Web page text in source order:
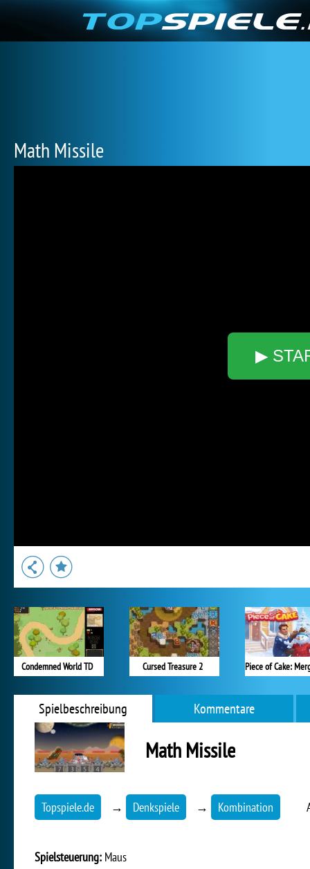
Math Missile
▶
Condemned World TD Cursed Treasure 2
Spielbeschreibung Kommentare
Math Missile
Topspiele.de → Denkspiele → Kombination
Spielsteuerung: Maus